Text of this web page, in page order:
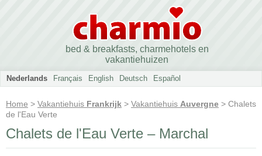
bed & breakfasts, charmehotels en
vakantiehuizen
Nederlands Français English Deutsch Español
Home > Vakantiehuis Frankrijk > Vakantiehuis Auvergne > Chalets
de l'Eau Verte
Chalets de l'Eau Verte – Marchal